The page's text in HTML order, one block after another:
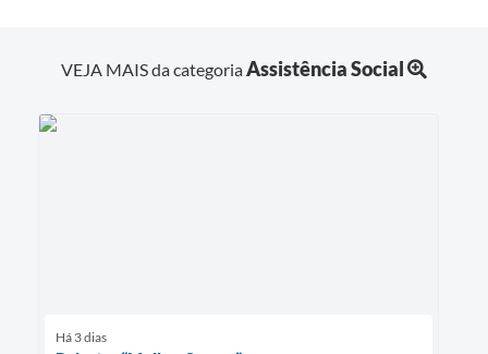
VEJA MAIS da categoriaAssistência Social
Há 3 dias